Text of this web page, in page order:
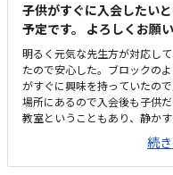
子供がすぐに入会したい
予定です。 よろしくお願い
明るく元気な先生方が対応し
たので安心した。ブロックの
がすぐに興味を持っていたの
場所にあるので入会後も子供
教室ということもあり、静か
ったと思う。相場が分からな
言っているので応援したいと
体験後もすぐに入会したいと
続